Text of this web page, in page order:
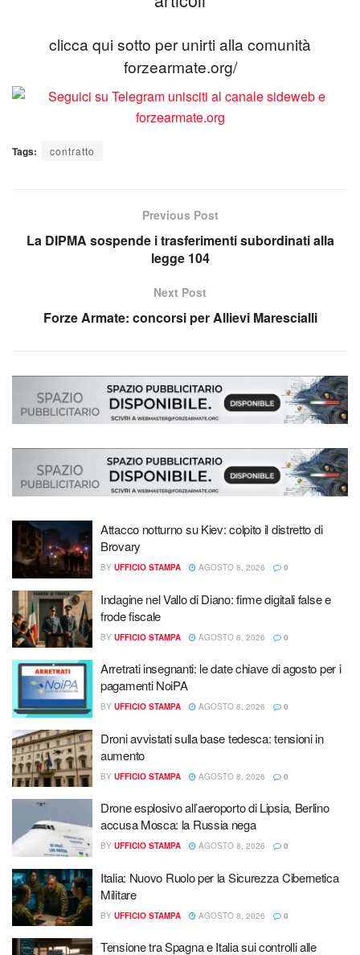
clicca qui sotto per unirti alla comunità
forzearmate.org/
Tags: contratto
Previous Post
La DIPMA sospende i trasferimenti subordinati alla
legge 104
Next Post
Forze Armate: concorsi per Allievi Marescialli
Attacco notturno su Kiev: colpito il distretto di
Brovary
BY UFFICIO STAMPA AGOSTO 8, 2026 0
Indagine nel Vallo di Diano: firme digitali false e
frode fiscale
BY UFFICIO STAMPA AGOSTO 8, 2026 0
Arretrati insegnanti: le date chiave di agosto per i
pagamenti NoiPA
BY UFFICIO STAMPA AGOSTO 8, 2026 0
Droni avvistati sulla base tedesca: tensioni in
aumento
BY UFFICIO STAMPA AGOSTO 8, 2026 0
Drone esplosivo all’aeroporto di Lipsia, Berlino
accusa Mosca: la Russia nega
BY UFFICIO STAMPA AGOSTO 8, 2026 0
Italia: Nuovo Ruolo per la Sicurezza Cibernetica
Militare
BY UFFICIO STAMPA AGOSTO 8, 2026 0
Tensione tra Spagna e Italia sui controlli alle